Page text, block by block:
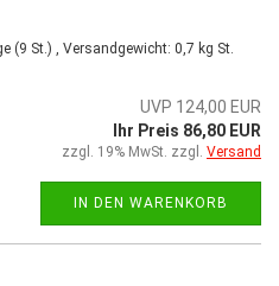
(9 St.) , Versandgewicht: 0,7 kg St.
UVP 124,00 EUR
Ihr Preis 86,80 EUR
zzgl. 19% MwSt. zzgl. Versand
IN DEN WARENKORB